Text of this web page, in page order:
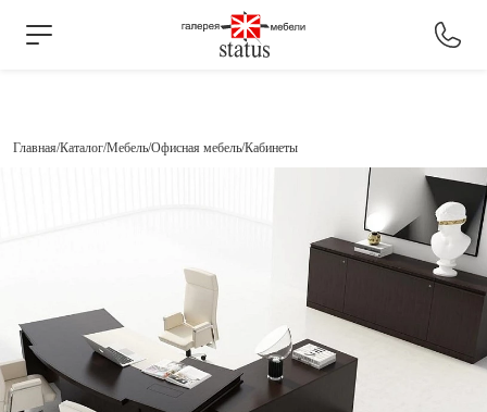
Главная Каталог Мебель Офисная мебель Кабинеты